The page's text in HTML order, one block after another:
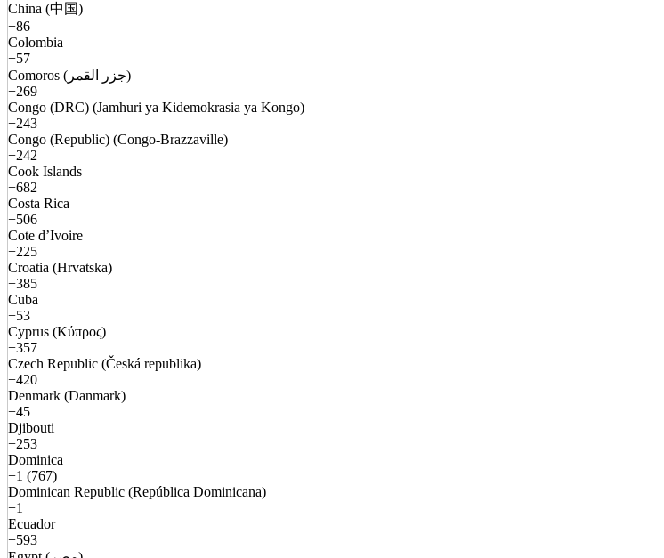
China (中国)
+86
Colombia
+57
Comoros (جزر القمر)
+269
Congo (DRC) (Jamhuri ya Kidemokrasia ya Kongo)
+243
Congo (Republic) (Congo-Brazzaville)
+242
Cook Islands
+682
Costa Rica
+506
Cote d’Ivoire
+225
Croatia (Hrvatska)
+385
Cuba
+53
Cyprus (Κύπρος)
+357
Czech Republic (Česká republika)
+420
Denmark (Danmark)
+45
Djibouti
+253
Dominica
+1 (767)
Dominican Republic (República Dominicana)
+1
Ecuador
+593